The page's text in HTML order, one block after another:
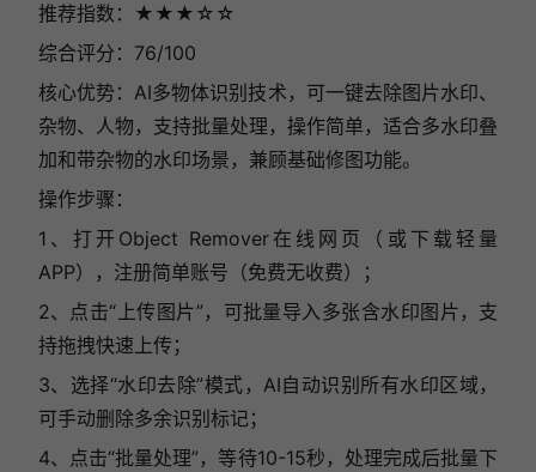
推荐指数：★★★☆☆
综合评分：76/100
核心优势：AI多物体识别技术，可一键去除图片水印、
杂物、人物，支持批量处理，操作简单，适合多水印叠
加和带杂物的水印场景，兼顾基础修图功能。
操作步骤：
1、打开Object Remover在线网页（或下载轻量
APP），注册简单账号（免费无收费）；
2、点击“上传图片”，可批量导入多张含水印图片，支
持拖拽快速上传；
3、选择“水印去除”模式，AI自动识别所有水印区域，
可手动删除多余识别标记；
4、点击“批量处理”，等待10-15秒，处理完成后批量下